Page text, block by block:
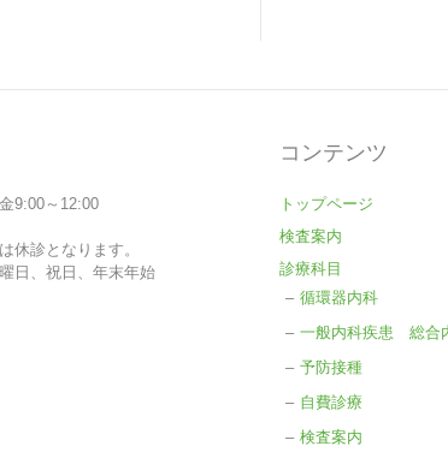
9:00～12:00
休診となります。
日、祝日、年末年始
コンテンツ
トップページ
検査案内
診療科目
循環器内科
一般内科疾患 総合
予防接種
自費診療
検査案内